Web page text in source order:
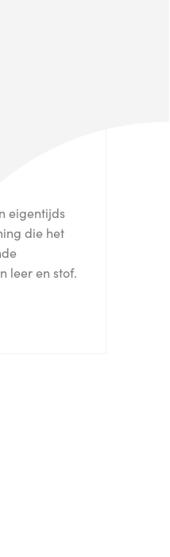
eigentijds
die het
leer en stof.